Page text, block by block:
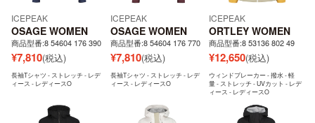
ICEPEAK
OSAGE WOMEN
商品型番:8 54604 176 390
¥7,810(税込)
長袖Tシャツ - ストレッチ - レデ
ィース - レディースO
ICEPEAK
OSAGE WOMEN
商品型番:8 54604 176 770
¥7,810(税込)
長袖Tシャツ - ストレッチ - レデ
ィース - レディースO
ICEPEAK
ORTLEY WOMEN
商品型番:8 53136 802 49
¥12,650(税込)
ウィンドブレーカー - 撥水 - 軽
量 - ストレッチ - UVカット - レデ
ィース - レディースO